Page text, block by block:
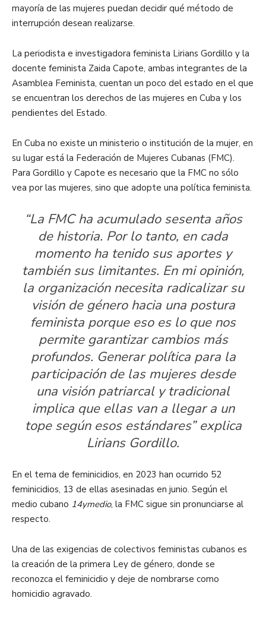
mayoría de las mujeres puedan decidir qué método de
interrupción desean realizarse.
La periodista e investigadora feminista Lirians Gordillo y la
docente feminista Zaida Capote, ambas integrantes de la
Asamblea Feminista, cuentan un poco del estado en el que
se encuentran los derechos de las mujeres en Cuba y los
pendientes del Estado.
En Cuba no existe un ministerio o institución de la mujer, en
su lugar está la Federación de Mujeres Cubanas (FMC).
Para Gordillo y Capote es necesario que la FMC no sólo
vea por las mujeres, sino que adopte una política feminista.
“La FMC ha acumulado sesenta años
de historia. Por lo tanto, en cada
momento ha tenido sus aportes y
también sus limitantes. En mi opinión,
la organización necesita radicalizar su
visión de género hacia una postura
feminista porque eso es lo que nos
permite garantizar cambios más
profundos. Generar política para la
participación de las mujeres desde
una visión patriarcal y tradicional
implica que ellas van a llegar a un
tope según esos estándares” explica
Lirians Gordillo.
En el tema de feminicidios, en 2023 han ocurrido 52
feminicidios, 13 de ellas asesinadas en junio. Según el
medio cubano 14ymedio, la FMC sigue sin pronunciarse al
respecto.
Una de las exigencias de colectivos feministas cubanos es
la creación de la primera Ley de género, donde se
reconozca el feminicidio y deje de nombrarse como
homicidio agravado.